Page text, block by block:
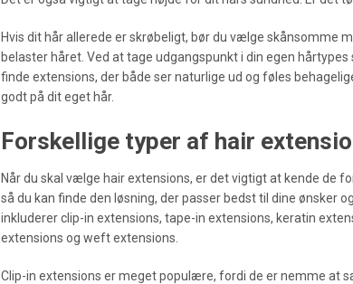
Hvis dit hår allerede er skrøbeligt, bør du vælge skånsomme
belaster håret. Ved at tage udgangspunkt i din egen
finde extensions, der både ser naturlige ud og føles
godt på dit eget hår.
Forskellige typer af hair
Når du skal vælge hair extensions, er det vigtigt at kende de
så du kan finde den løsning, der passer bedst til dine ønsker
inkluderer clip-in extensions, tape-in extensions, keratin
extensions og weft extensions.
Clip-in extensions er meget populære, fordi de er nemme at